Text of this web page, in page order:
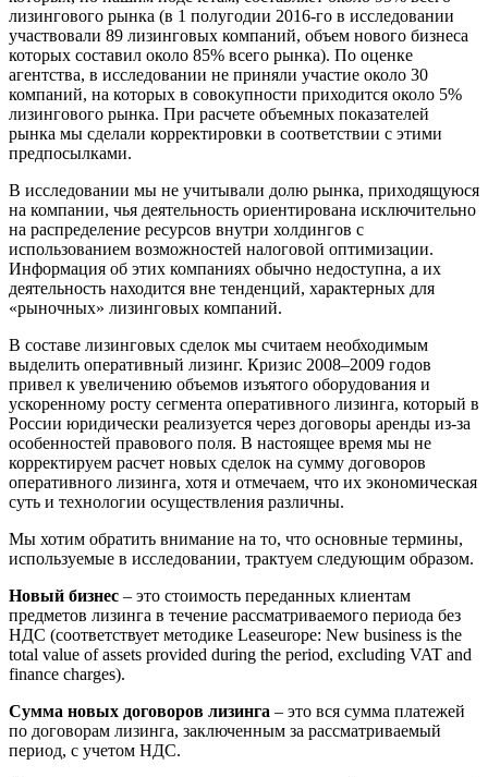
лизингового рынка (в 1 полугодии 2016-го в исследовании
участвовали 89 лизинговых компаний, объем нового бизнеса
которых составил около 85% всего рынка). По оценке
агентства, в исследовании не приняли участие около 30
компаний, на которых в совокупности приходится около 5%
лизингового рынка. При расчете объемных показателей
рынка мы сделали корректировки в соответствии с этими
предпосылками.
В исследовании мы не учитывали долю рынка, приходящуюся
на компании, чья деятельность ориентирована исключительно
на распределение ресурсов внутри холдингов с
использованием возможностей налоговой оптимизации.
Информация об этих компаниях обычно недоступна, а их
деятельность находится вне тенденций, характерных для
«рыночных» лизинговых компаний.
В составе лизинговых сделок мы считаем необходимым
выделить оперативный лизинг. Кризис 2008–2009 годов
привел к увеличению объемов изъятого оборудования и
ускоренному росту сегмента оперативного лизинга, который в
России юридически реализуется через договоры аренды из-за
особенностей правового поля. В настоящее время мы не
корректируем расчет новых сделок на сумму договоров
оперативного лизинга, хотя и отмечаем, что их экономическая
суть и технологии осуществления различны.
Мы хотим обратить внимание на то, что основные термины,
используемые в исследовании, трактуем следующим образом.
Новый бизнес – это стоимость переданных клиентам
предметов лизинга в течение рассматриваемого периода без
НДС (соответствует методике Leaseurope: New business is the
total value of assets provided during the period, excluding VAT and
finance charges).
Сумма новых договоров лизинга – это вся сумма платежей
по договорам лизинга, заключенным за рассматриваемый
период, с учетом НДС.